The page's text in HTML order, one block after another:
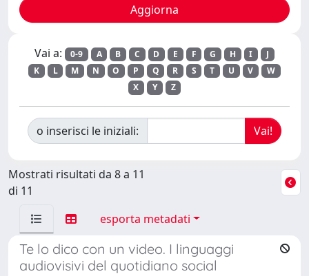
Vai a: 0-9 A B C D E F G H I
J
K
L M N O P Q R S T U V
W
X
Y Z
o inserisci le iniziali:
Mostrati risultati da 8 a 11
di 11
esporta metadati
Te lo dico con un video. I linguaggi
audiovisivi del quotidiano social